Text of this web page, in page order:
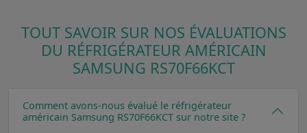
TOUT SAVOIR SUR NOS ÉVALUATIONS
DU RÉFRIGÉRATEUR AMÉRICAIN
SAMSUNG RS70F66KCT
Comment avons-nous évalué le réfrigérateur
américain Samsung RS70F66KCT sur notre site ?